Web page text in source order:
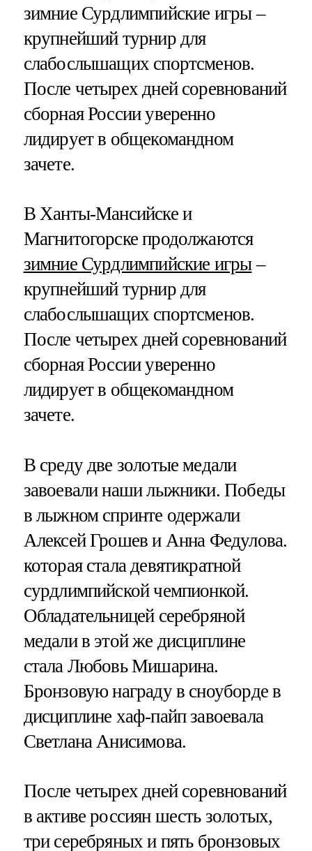
зимние Сурдлимпийские игры –
крупнейший турнир для
слабослышащих спортсменов.
После четырех дней соревнований
сборная России уверенно
лидирует в общекомандном
зачете.
В Ханты-Мансийске и
Магнитогорске продолжаются
зимние Сурдлимпийские игры–
крупнейший турнир для
слабослышащих спортсменов.
После четырех дней соревнований
сборная России уверенно
лидирует в общекомандном
зачете.
В среду две золотые медали
завоевали наши лыжники. Победы
в лыжном спринте одержали
Алексей Грошев и Анна Федулова.
которая стала девятикратной
сурдлимпийской чемпионкой.
Обладательницей серебряной
медали в этой же дисциплине
стала Любовь Мишарина.
Бронзовую награду в сноуборде в
дисциплине хаф-пайп завоевала
Светлана Анисимова.
После четырех дней соревнований
в активе россиян шесть золотых,
три серебряных и пять бронзовых